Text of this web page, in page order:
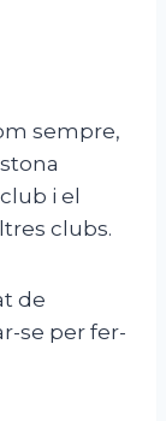
sempre,
i el
clubs.
de
se per fer-